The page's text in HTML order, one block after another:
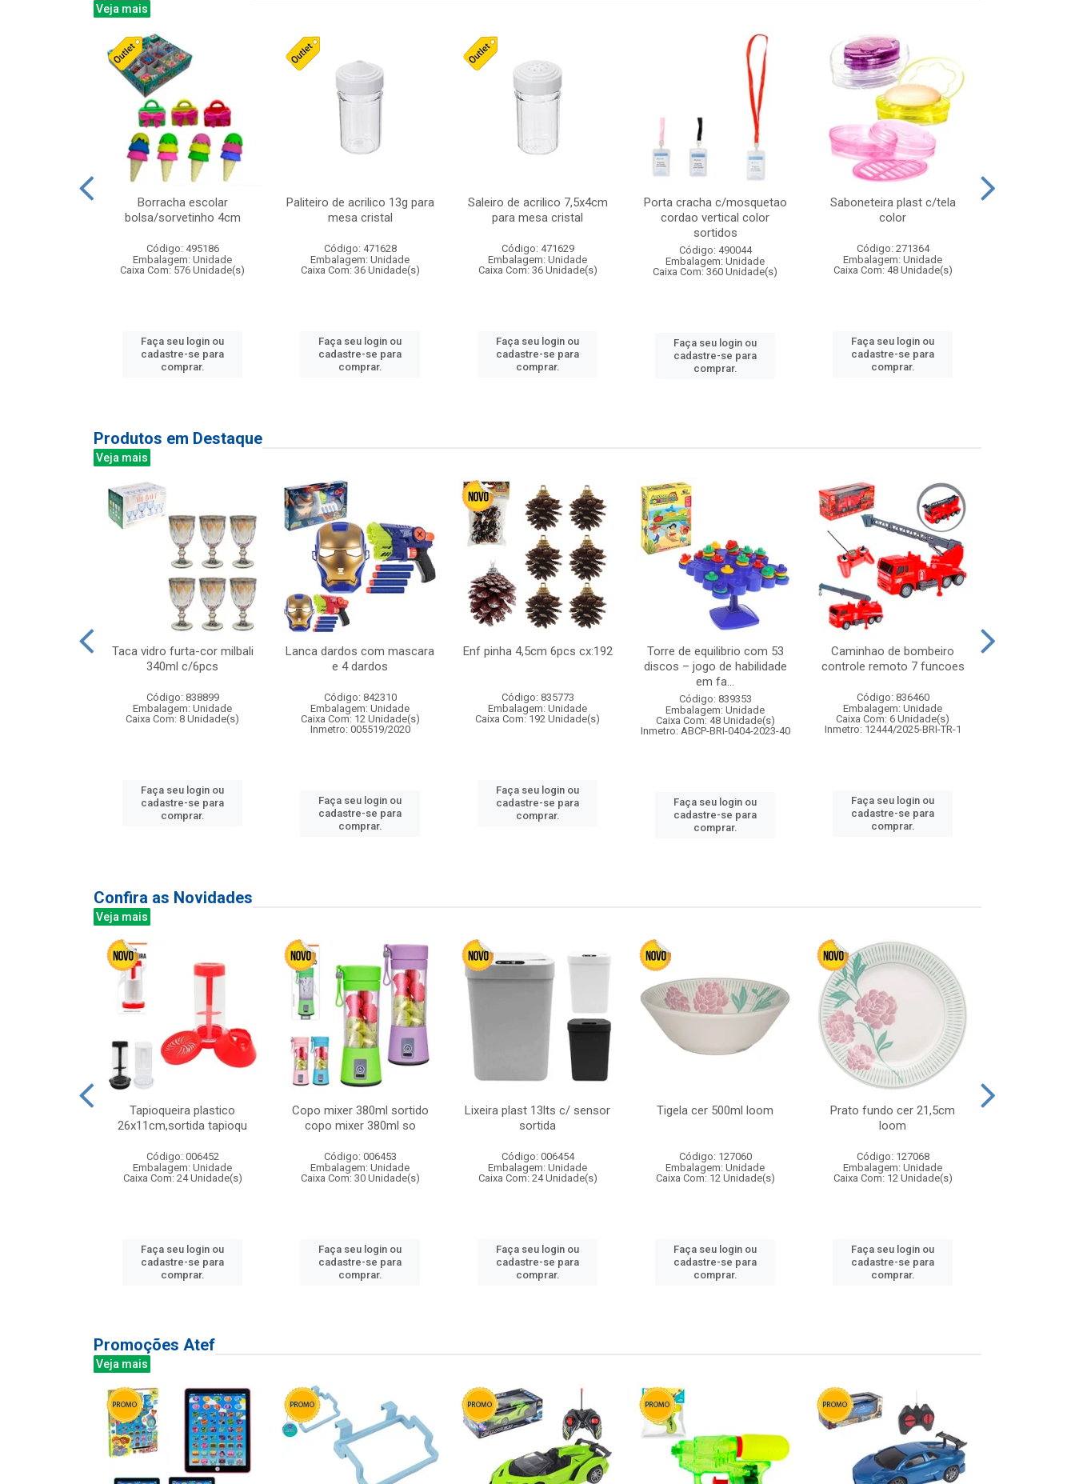
Veja mais
Borracha escolar
bolsa/sorvetinho 4cm
Código: 495186
Embalagem: Unidade
Caixa Com: 576 Unidade(s)
Faça seu login ou
cadastre-se para
comprar.
Paliteiro de acrilico 13g para
mesa cristal
Código: 471628
Embalagem: Unidade
Caixa Com: 36 Unidade(s)
Faça seu login ou
cadastre-se para
comprar.
Saleiro de acrilico 7,5x4cm
para mesa cristal
Código: 471629
Embalagem: Unidade
Caixa Com: 36 Unidade(s)
Faça seu login ou
cadastre-se para
comprar.
Porta cracha c/mosquetao
cordao vertical color
sortidos
Código: 490044
Embalagem: Unidade
Caixa Com: 360 Unidade(s)
Faça seu login ou
cadastre-se para
comprar.
Saboneteira plast c/tela
color
Código: 271364
Embalagem: Unidade
Caixa Com: 48 Unidade(s)
Faça seu login ou
cadastre-se para
comprar.
Produtos em Destaque
Veja mais
Taca vidro furta-cor milbali
340ml c/6pcs
Código: 838899
Embalagem: Unidade
Caixa Com: 8 Unidade(s)
Faça seu login ou
cadastre-se para
comprar.
Lanca dardos com mascara
e 4 dardos
Código: 842310
Embalagem: Unidade
Caixa Com: 12 Unidade(s)
Inmetro: 005519/2020
Faça seu login ou
cadastre-se para
comprar.
Enf pinha 4,5cm 6pcs cx:192
Código: 835773
Embalagem: Unidade
Caixa Com: 192 Unidade(s)
Faça seu login ou
cadastre-se para
comprar.
Torre de equilibrio com 53
discos – jogo de habilidade
em fa...
Código: 839353
Embalagem: Unidade
Caixa Com: 48 Unidade(s)
Inmetro: ABCP-BRI-0404-2023-40
Faça seu login ou
cadastre-se para
comprar.
Caminhao de bombeiro
controle remoto 7 funcoes
Código: 836460
Embalagem: Unidade
Caixa Com: 6 Unidade(s)
Inmetro: 12444/2025-BRI-TR-1
Faça seu login ou
cadastre-se para
comprar.
Confira as Novidades
Veja mais
Tapioqueira plastico
26x11cm,sortida tapioqu
Código: 006452
Embalagem: Unidade
Caixa Com: 24 Unidade(s)
Faça seu login ou
cadastre-se para
comprar.
Copo mixer 380ml sortido
copo mixer 380ml so
Código: 006453
Embalagem: Unidade
Caixa Com: 30 Unidade(s)
Faça seu login ou
cadastre-se para
comprar.
Lixeira plast 13lts c/ sensor
sortida
Código: 006454
Embalagem: Unidade
Caixa Com: 24 Unidade(s)
Faça seu login ou
cadastre-se para
comprar.
Tigela cer 500ml loom
Código: 127060
Embalagem: Unidade
Caixa Com: 12 Unidade(s)
Faça seu login ou
cadastre-se para
comprar.
Prato fundo cer 21,5cm
loom
Código: 127068
Embalagem: Unidade
Caixa Com: 12 Unidade(s)
Faça seu login ou
cadastre-se para
comprar.
Promoções Atef
Veja mais